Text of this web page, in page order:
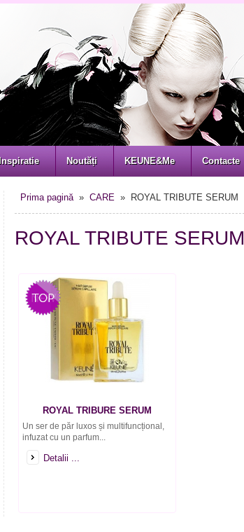
Inspiratie Noutăți KEUNE&Me Contacte
Prima pagină» CARE » ROYAL TRIBUTE SERUM
ROYAL TRIBUTE SERUM
ROYAL TRIBURE SERUM
Un ser de păr luxos și multifuncțional,
infuzat cu un parfum...
Detalii ...